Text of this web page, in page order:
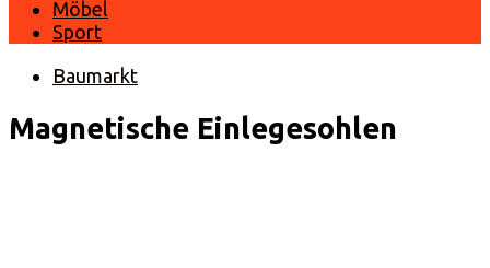
Möbel
Sport
Baumarkt
Magnetische Einlegesohlen